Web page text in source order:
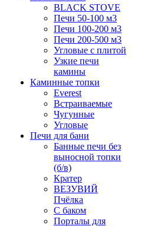
BLACK STOVE
Печи 50-100 м3
Печи 100-200 м3
Печи 200-500 м3
Угловые с плитой
Узкие печи
камины
Каминные топки
Everest
Встраиваемые
Чугунные
Угловые
Печи для бани
Банные печи без
выносной топки
(б/в)
Кратер
ВЕЗУВИЙ
Пчёлка
С баком
Порталы для